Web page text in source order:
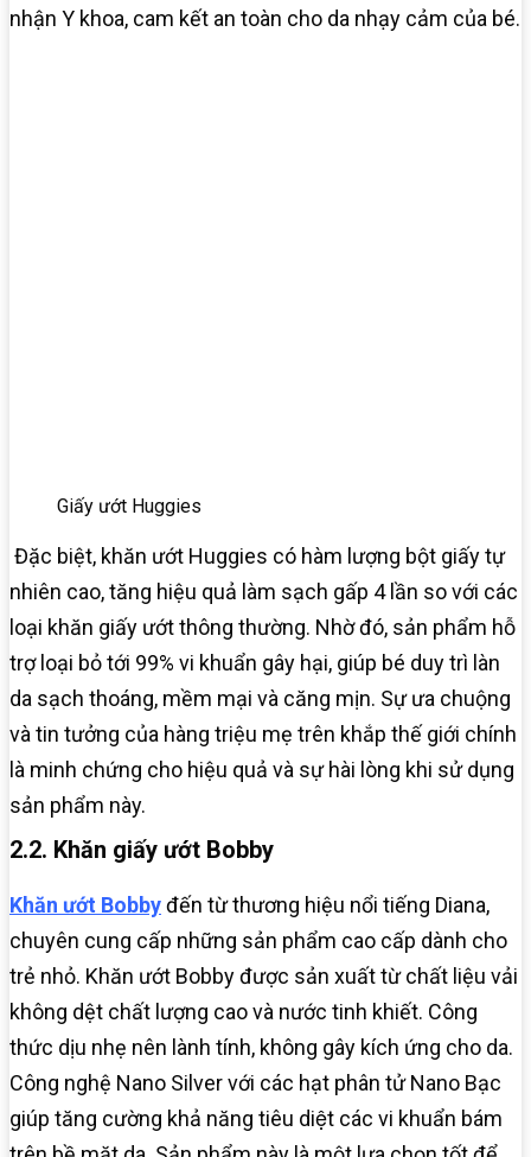
nhận Y khoa, cam kết an toàn cho da nhạy cảm của bé.
Giấy ướt Huggies
Đặc biệt, khăn ướt Huggies có hàm lượng bột giấy tự
nhiên cao, tăng hiệu quả làm sạch gấp 4 lần so với các
loại khăn giấy ướt thông thường. Nhờ đó, sản phẩm hỗ
trợ loại bỏ tới 99% vi khuẩn gây hại, giúp bé duy trì làn
da sạch thoáng, mềm mại và căng mịn. Sự ưa chuộng
và tin tưởng của hàng triệu mẹ trên khắp thế giới chính
là minh chứng cho hiệu quả và sự hài lòng khi sử dụng
sản phẩm này.
2.2. Khăn giấy ướt Bobby
Khăn ướt Bobbyđến từ thương hiệu nổi tiếng Diana,
chuyên cung cấp những sản phẩm cao cấp dành cho
trẻ nhỏ. Khăn ướt Bobby được sản xuất từ chất liệu vải
không dệt chất lượng cao và nước tinh khiết. Công
thức dịu nhẹ nên lành tính, không gây kích ứng cho da.
Công nghệ Nano Silver với các hạt phân tử Nano Bạc
giúp tăng cường khả năng tiêu diệt các vi khuẩn bám